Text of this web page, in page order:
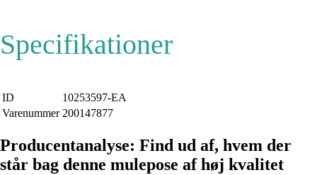
Specifikationer
ID
10253597-EA
Varenummer 200147877
Producentanalyse: Find ud af, hvem der
står bag denne mulepose af høj kvalitet